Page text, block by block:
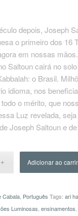
depois, Joseph
o primeiro dos 16
em nossas
Saltoun cairá no
o Brasil.
idioma, nos
o mérito, que
Luz revelada,
Joseph Saltoun e
Adicionar ao
Cabala, Português Tags: ari
Luminosas, ensinamentos,